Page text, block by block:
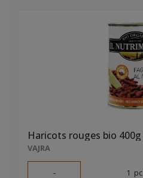
Haricots rouges bio 400g
VAJRA
- 1 pc